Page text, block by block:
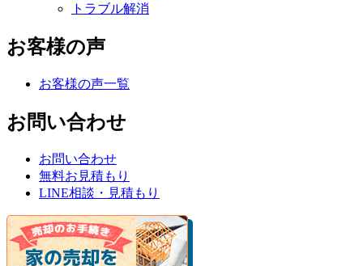
トラブル解消
お客様の声
お客様の声一覧
お問い合わせ
お問い合わせ
無料お見積もり
LINE相談・見積もり